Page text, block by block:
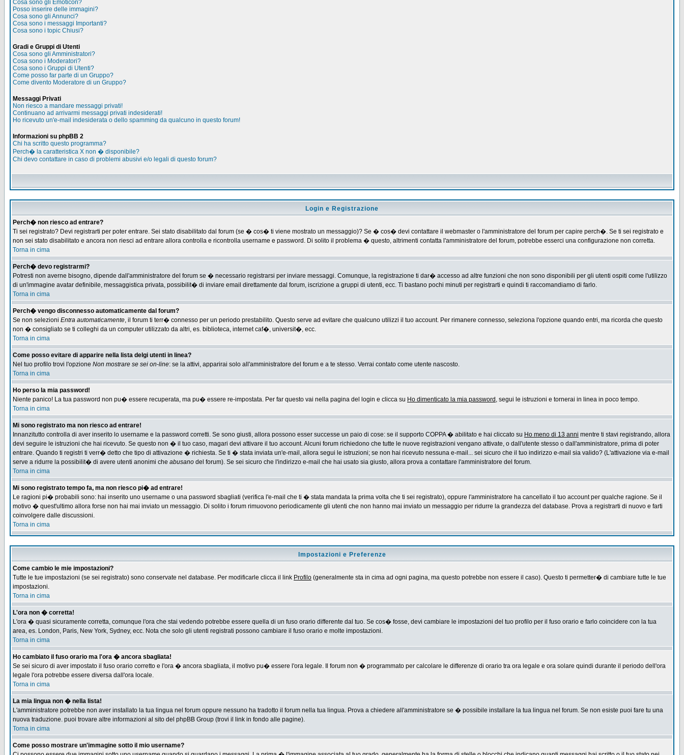
Cosa sono gli Emoticon?
Posso inserire delle immagini?
Cosa sono gli Annunci?
Cosa sono i messaggi Importanti?
Cosa sono i topic Chiusi?
Gradi e Gruppi di Utenti
Cosa sono gli Amministratori?
Cosa sono i Moderatori?
Cosa sono i Gruppi di Utenti?
Come posso far parte di un Gruppo?
Come divento Moderatore di un Gruppo?
Messaggi Privati
Non riesco a mandare messaggi privati!
Continuano ad arrivarmi messaggi privati indesiderati!
Ho ricevuto un'e-mail indesiderata o dello spamming da qualcuno in questo forum!
Informazioni su phpBB 2
Chi ha scritto questo programma?
Perch� la caratteristica X non � disponibile?
Chi devo contattare in caso di problemi abusivi e/o legali di questo forum?
Login e Registrazione
Perch� non riesco ad entrare?
Ti sei registrato? Devi registrarti per poter entrare. Sei stato disabilitato dal forum (se � cos� ti viene mostrato un messaggio)? Se � cos� devi contattare il webmaster o l'amministratore del forum per capire perch�. Se ti sei registrato e
non sei stato disabilitato e ancora non riesci ad entrare allora controlla e ricontrolla username e password. Di solito il problema � questo, altrimenti contatta l'amministratore del forum, potrebbe esserci una configurazione non corretta.
Torna in cima
Perch� devo registrarmi?
Potresti non averne bisogno, dipende dall'amministratore del forum se � necessario registrarsi per inviare messaggi. Comunque, la registrazione ti dar� accesso ad altre funzioni che non sono disponibili per gli utenti ospiti come l'utilizzo
di un'immagine avatar definibile, messaggistica privata, possibilit� di inviare email direttamente dal forum, iscrizione a gruppi di utenti, ecc. Ti bastano pochi minuti per registrarti e quindi ti raccomandiamo di farlo.
Torna in cima
Perch� vengo disconnesso automaticamente dal forum?
Se non selezioni Entra automaticamente, il forum ti terr� connesso per un periodo prestabilito. Questo serve ad evitare che qualcuno utilizzi il tuo account. Per rimanere connesso, seleziona l'opzione quando entri, ma ricorda che questo
non � consigliato se ti colleghi da un computer utilizzato da altri, es. biblioteca, internet caf�, universit�, ecc.
Torna in cima
Come posso evitare di apparire nella lista delgi utenti in linea?
Nel tuo profilo trovi l'opzione Non mostrare se sei on-line: se la attivi, apparirai solo all'amministratore del forum e a te stesso. Verrai contato come utente nascosto.
Torna in cima
Ho perso la mia password!
Niente panico! La tua password non pu� essere recuperata, ma pu� essere re-impostata. Per far questo vai nella pagina del login e clicca su Ho dimenticato la mia password , segui le istruzioni e tornerai in linea in poco tempo.
Torna in cima
Mi sono registrato ma non riesco ad entrare!
Innanzitutto controlla di aver inserito lo username e la password corretti. Se sono giusti, allora possono esser successe un paio di cose: se il supporto COPPA � abilitato e hai cliccato su Ho meno di 13 anni mentre ti stavi registrando, allora
devi seguire le istruzioni che hai ricevuto. Se questo non � il tuo caso, magari devi attivare il tuo account. Alcuni forum richiedono che tutte le nuove registrazioni vengano attivate, o dall'utente stesso o dall'amministratore, prima di poter
entrare. Quando ti registri ti verr� detto che tipo di attivazione � richiesta. Se ti � stata inviata un'e-mail, allora segui le istruzioni; se non hai ricevuto nessuna e-mail... sei sicuro che il tuo indirizzo e-mail sia valido? (L'attivazione via e-mail
serve a ridurre la possibilit� di avere utenti anonimi che abusano del forum). Se sei sicuro che l'indirizzo e-mail che hai usato sia giusto, allora prova a contattare l'amministratore del forum.
Torna in cima
Mi sono registrato tempo fa, ma non riesco pi� ad entrare!
Le ragioni pi� probabili sono: hai inserito uno username o una password sbagliati (verifica l'e-mail che ti � stata mandata la prima volta che ti sei registrato), oppure l'amministratore ha cancellato il tuo account per qualche ragione. Se il
motivo � quest'ultimo allora forse non hai mai inviato un messaggio. Di solito i forum rimuovono periodicamente gli utenti che non hanno mai inviato un messaggio per ridurre la grandezza del database. Prova a registrarti di nuovo e farti
coinvolgere dalle discussioni.
Torna in cima
Impostazioni e Preferenze
Come cambio le mie impostazioni?
Tutte le tue impostazioni (se sei registrato) sono conservate nel database. Per modificarle clicca il link Profilo (generalmente sta in cima ad ogni pagina, ma questo potrebbe non essere il caso). Questo ti permetter� di cambiare tutte le tue
impostazioni.
Torna in cima
L'ora non � corretta!
L'ora � quasi sicuramente corretta, comunque l'ora che stai vedendo potrebbe essere quella di un fuso orario differente dal tuo. Se cos� fosse, devi cambiare le impostazioni del tuo profilo per il fuso orario e farlo coincidere con la tua
area, es. London, Paris, New York, Sydney, ecc. Nota che solo gli utenti registrati possono cambiare il fuso orario e molte impostazioni.
Torna in cima
Ho cambiato il fuso orario ma l'ora � ancora sbagliata!
Se sei sicuro di aver impostato il fuso orario corretto e l'ora � ancora sbagliata, il motivo pu� essere l'ora legale. Il forum non � programmato per calcolare le differenze di orario tra ora legale e ora solare quindi durante il periodo dell'ora
legale l'ora potrebbe essere diversa dall'ora locale.
Torna in cima
La mia lingua non � nella lista!
L'amministratore potrebbe non aver installato la tua lingua nel forum oppure nessuno ha tradotto il forum nella tua lingua. Prova a chiedere all'amministratore se � possibile installare la tua lingua nel forum. Se non esiste puoi fare tu una
nuova traduzione. puoi trovare altre informazioni al sito del phpBB Group (trovi il link in fondo alle pagine).
Torna in cima
Come posso mostrare un'immagine sotto il mio username?